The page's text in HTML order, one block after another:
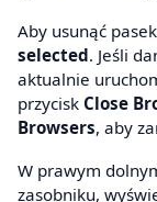
Aby usunąć
selected. Jeśli
aktualnie
przycisk Close
Browsers, aby
W prawym
zasobniku,